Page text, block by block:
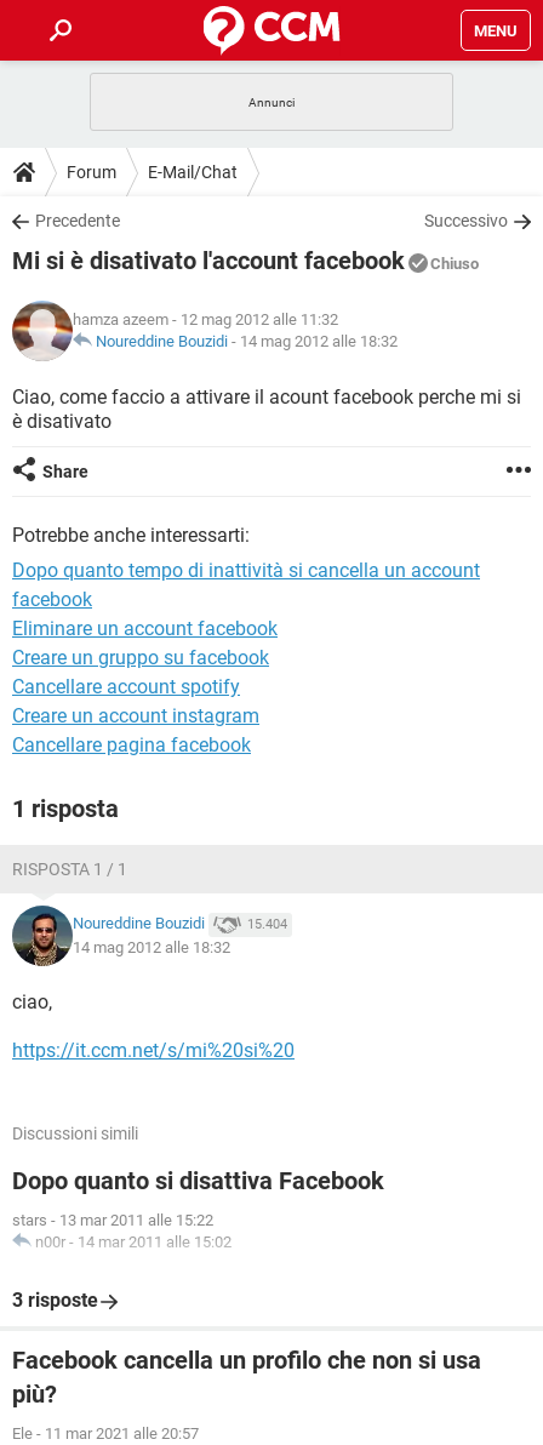
MENU
INTRATTENIMENTO
iOS
INSTAGRAM WHATSAPP
TIKTOK
HARDWARE
GUIDE
COVID-19
INSTAGRAM WHATSAPP
TIKTOK
HARDWARE
DOWNLOAD
COVID-19 GAMING
INTRATTENIMENTO
iOS WINDOWS 10
INSTAGRAM WHATSAPP
TIKTOK
HARDWARE
COVID-19 GAMING
INTRATTENIMENTO
iOS WINDOWS 10
HARDWARE
GLOSSARIO
COVID-19 GAMING
INTRATTENIMENTO
iOS
HARDWARE
Forum E-Mail/Chat
Precedente Successivo
Mi si è disativato l'account facebook Chiuso
hamza azeem - 12 mag 2012 alle 11:32
Noureddine Bouzidi - 14 mag 2012 alle 18:32
Ciao, come faccio a attivare il acount facebook perche mi si
è disativato
Share
Potrebbe anche interessarti:
Dopo quanto tempo di inattività si cancella un account
facebook
Eliminare un account facebook
Creare un gruppo su facebook
Cancellare account spotify
Creare un account instagram
Cancellare pagina facebook
1 risposta
RISPOSTA 1 / 1
Noureddine Bouzidi 15.404
14 mag 2012 alle 18:32
ciao,
https://it.ccm.net/s/mi%20si%20
Discussioni simili
Dopo quanto si disattiva Facebook
stars - 13 mar 2011 alle 15:22
n00r - 14 mar 2011 alle 15:02
3 risposte
Facebook cancella un profilo che non si usa
più?
Ele - 11 mar 2021 alle 20:57